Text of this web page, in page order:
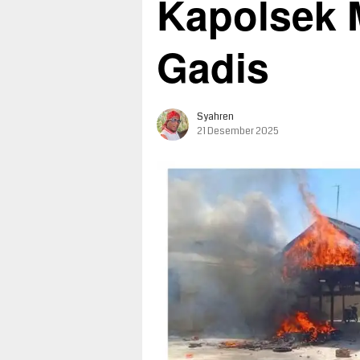
Kapolsek
Gadis
Syahren
21 Desember 2025